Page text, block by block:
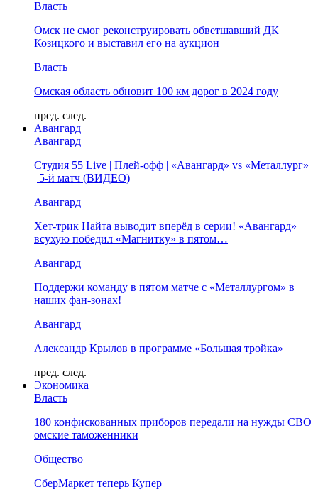
Власть
Омск не смог реконструировать обветшавший ДК
Козицкого и выставил его на аукцион
Власть
Омская область обновит 100 км дорог в 2024 году
пред. след.
Авангард
Авангард
Студия 55 Live | Плей-офф | «Авангард» vs «Металлург»
| 5-й матч (ВИДЕО)
Авангард
Хет-трик Найта выводит вперёд в серии! «Авангард»
всухую победил «Магнитку» в пятом…
Авангард
Поддержи команду в пятом матче с «Металлургом» в
наших фан-зонах!
Авангард
Александр Крылов в программе «Большая тройка»
пред. след.
Экономика
Власть
180 конфискованных приборов передали на нужды СВО
омские таможенники
Общество
СберМаркет теперь Купер